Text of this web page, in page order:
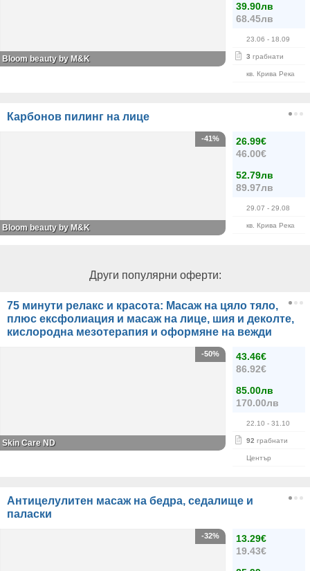
39.90лв
68.45лв
23.06 - 18.09
3 грабнати
кв. Крива Река
Bloom beauty by M&K
Карбонов пилинг на лице
26.99€
46.00€
52.79лв
89.97лв
29.07 - 29.08
кв. Крива Река
-41%
Bloom beauty by M&K
Други популярни оферти:
75 минути релакс и красота: Масаж на цяло тяло,
плюс ексфолиация и масаж на лице, шия и деколте,
кислородна мезотерапия и оформяне на вежди
43.46€
86.92€
85.00лв
170.00лв
22.10 - 31.10
92 грабнати
Център
-50%
Skin Care ND
Антицелулитен масаж на бедра, седалище и
паласки
13.29€
19.43€
-32%